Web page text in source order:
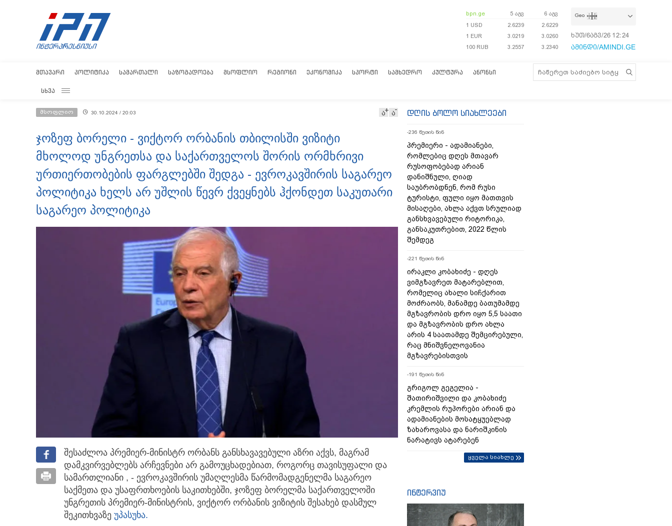
bpn.ge 5 აგვ
6 აგვ
1 USD
2.6239
2.6229
1 EUR
3.0219
3.0260
100 RUB
3.2557 3.2340
Geo
ხუთ/6აგვ/26 12:24:19
ამინდი/AMINDI.GE
ᲛᲗᲐᲕᲐᲠᲘ ᲞᲝᲚᲘᲢᲘᲙᲐ ᲡᲐᲛᲐᲠᲗᲐᲚᲘ ᲡᲐᲖᲝᲒᲐᲓᲝᲔᲑᲐ ᲛᲡᲝᲤᲚᲘᲝ ᲠᲔᲒᲘᲝᲜᲘ ᲔᲙᲝᲜᲝᲛᲘᲙᲐ ᲡᲞᲝᲠᲢᲘ ᲡᲐᲛᲮᲔᲓᲠᲝ ᲙᲣᲚᲢᲣᲠᲐ ᲐᲜᲝᲜᲡᲘ
ᲡᲮᲕᲐ
მსოფლიო 30.10.2024 / 20:03 ა ა
ჯოზეფ ბორელი - ვიქტორ ორბანის თბილისში ვიზიტი
მხოლოდ უნგრეთსა და საქართველოს შორის ორმხრივი
ურთიერთობების ფარგლებში შედგა - ევროკავშირის საგარეო
პოლიტიკა ხელს არ უშლის წევრ ქვეყნებს ჰქონდეთ საკუთარი
საგარეო პოლიტიკა
შესაძლოა პრემიერ-მინისტრ ორბანს განსხავავებული აზრი აქვს, მაგრამ
დამკვირვებლებს არჩევნები არ გამოუცხადებიათ, როგორც თავისუფალი და
სამართლიანი , - ევროკავშირის უმაღლესმა წარმომადგენელმა საგარეო
საქმეთა და უსაფრთხოების საკითხებში, ჯოზეფ ბორელმა საქართველოში
უნგრეთის პრემიერ-მინისტრის, ვიქტორ ორბანის ვიზიტის შესახებ დასმულ
შეკითხვაზე უპასუხა.
დღის ბოლო სიახლეები
-236 წუთის წინ
პრემიერი - ადამიანები,
რომლებიც დღეს მთავარ
რუსოფობებად არიან
დანიშნული, ღიად
საუბრობდნენ, რომ რუსი
ტურისტი, ფული იყო მათთვის
მისაღები, ახლა აქვთ სრულიად
განსხვავებული რიტორიკა,
განსაკუთრებით, 2022 წლის
შემდეგ
-221 წუთის წინ
ირაკლი კობახიძე - დღეს
ვიმგზავრეთ მატარებლით,
რომელიც ახალი სიჩქარით
მოძრაობს, მანამდე ბათუმამდე
მგზავრობის დრო იყო 5,5 საათი
და მგზავრობის დრო ახლა
არის 4 საათამდე შემცირებული,
რაც მნიშვნელოვანია
მგზავრებისთვის
-191 წუთის წინ
გრიგოლ გეგელია -
შათირიშვილი და კობახიძე
კრემლის რუპორები არიან და
ადამიანების მოსატყუებლად
ზახაროვასა და ნარიშკინის
ნარატივს ატარებენ
ყველა სიახლე
ინტერვიუ